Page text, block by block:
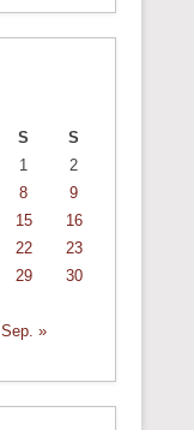
S
S
1
2
8
9
15
16
22
23
29
30
Sep. »